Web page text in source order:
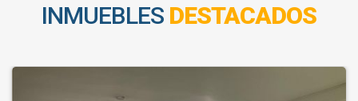
INMUEBLES DESTACADOS